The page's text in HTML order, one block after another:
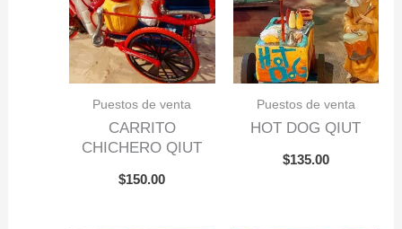
Puestos de venta
CARRITO
CHICHERO QIUT
$150.00
Puestos de venta
HOT DOG QIUT
$135.00